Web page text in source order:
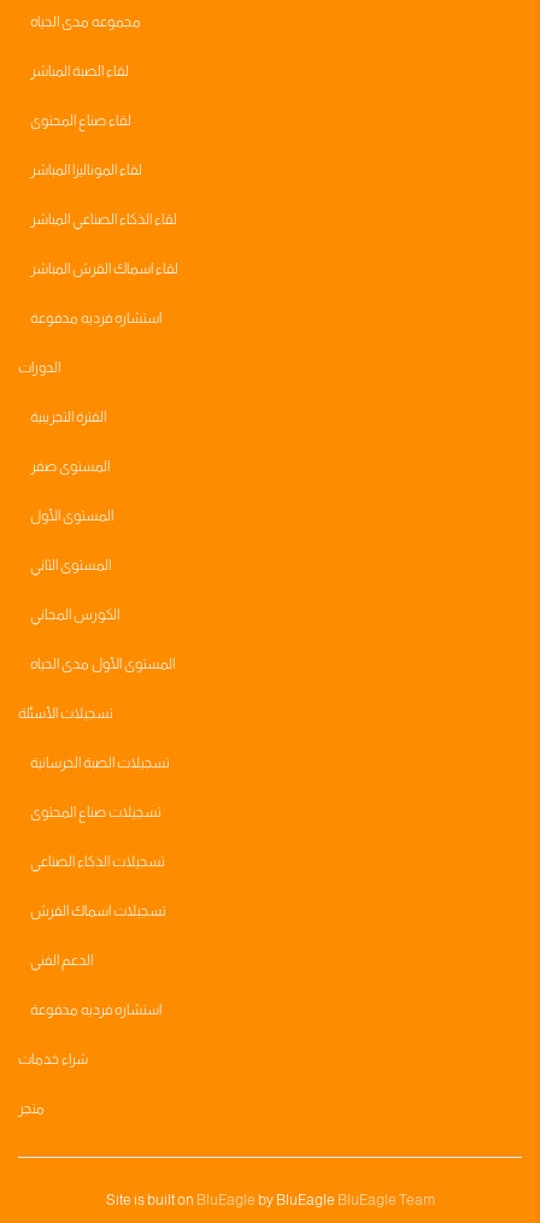
مجموعه مدى الحياه
لقاء الصبة المباشر
لقاء صناع المحتوى
لقاء الموناليزا المباشر
لقاء الذكاء الصناعي المباشر
لقاء اسماك القرش المباشر
استشاره فرديه مدفوعة
الدورات
الفترة التجريبية
المستوى صفر
المستوى الأول
المستوى الثاني
الكورس المجاني
المستوى الأول مدى الحياه
تسجيلات الأسئلة
تسجيلات الصبة الخرسانية
تسجيلات صناع المحتوى
تسجيلات الذكاء الصناعي
تسجيلات اسماك القرش
الدعم الفني
استشاره فرديه مدفوعة
شراء خدمات
متجر
Site is built on BluEagle by BluEagle BluEagle Team